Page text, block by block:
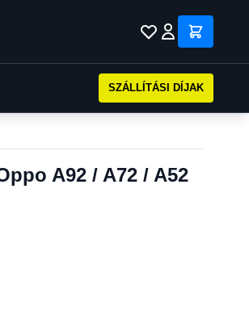
SZÁLLÍTÁSI DÍJAK
A92 / A72 / A52